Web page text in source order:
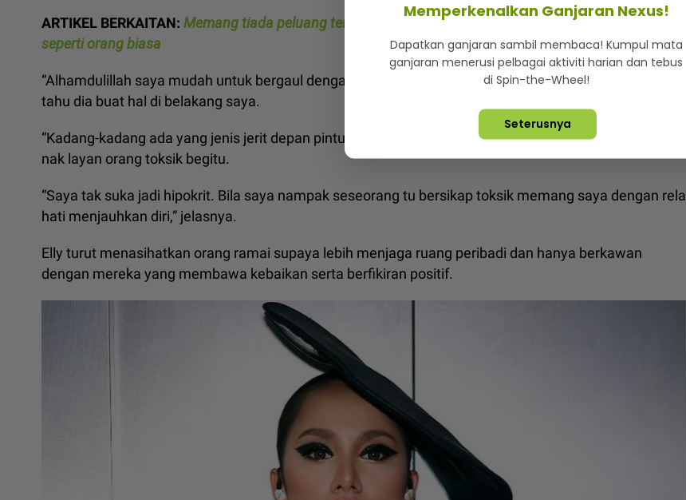
ARTIKEL BERKAITAN: Memang tiada peluang tengok wajah anak Elly Mazlein, mahu mereka hidup
seperti orang biasa
“Alhamdulillah saya mudah untuk bergaul dengan sesiapa sahaja, cuma jangan sampai saya dapat
tahu dia buat hal di belakang saya.
“Kadang-kadang ada yang jenis jerit depan pintu. Jadi bila dah nampak perkara macam tu, buat apa
nak layan orang toksik begitu.
“Saya tak suka jadi hipokrit. Bila saya nampak seseorang tu bersikap toksik memang saya dengan rela
hati menjauhkan diri,” jelasnya.
Elly turut menasihatkan orang ramai supaya lebih menjaga ruang peribadi dan hanya berkawan
dengan mereka yang membawa kebaikan serta berfikiran positif.
Memperkenalkan Ganjaran Nexus!
Dapatkan ganjaran sambil membaca! Kumpul mata
ganjaran menerusi pelbagai aktiviti harian dan tebus
di Spin-the-Wheel!
Seterusnya